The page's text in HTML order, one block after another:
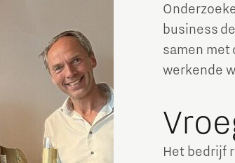
business
samen met
werkende
Het bedrijf